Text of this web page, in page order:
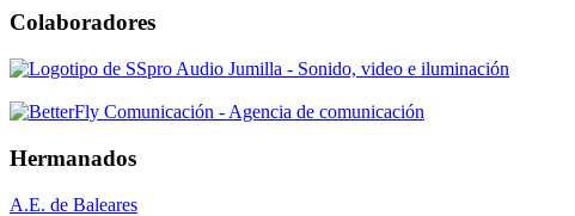
Colaboradores
Hermanados
A.E. de Baleares